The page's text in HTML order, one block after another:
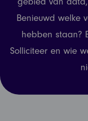
Benieuwd welke
hebben staan?
Solliciteer en wie